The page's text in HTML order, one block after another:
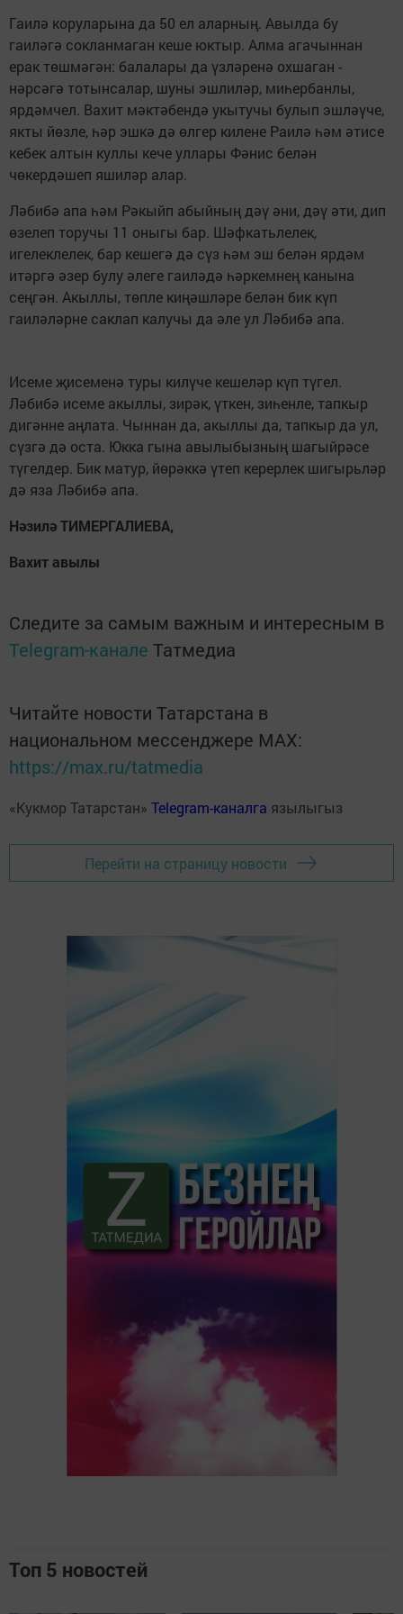
Гаилә коруларына да 50 ел аларның. Авылда бу
гаиләгә сокланмаган кеше юктыр. Алма агачыннан
ерак төшмәгән: балалары да үзләренә охшаган -
нәрсәгә тотынсалар, шуны эшлиләр, миһербанлы,
ярдәмчел. Вахит мәктәбендә укытучы булып эшләүче,
якты йөзле, һәр эшкә дә өлгер килене Раилә һәм әтисе
кебек алтын куллы кече уллары Фәнис белән
чөкердәшеп яшиләр алар.
Ләбибә апа һәм Рәкыйп абыйның дәү әни, дәү әти, дип
өзелеп торучы 11 оныгы бар. Шәфкатьлелек,
игелеклелек, бар кешегә дә сүз һәм эш белән ярдәм
итәргә әзер булу әлеге гаиләдә һәркемнең канына
сеңгән. Акыллы, төпле киңәшләре белән бик күп
гаиләләрне саклап калучы да әле ул Ләбибә апа.
Исеме җисеменә туры килүче кешеләр күп түгел.
Ләбибә исеме акыллы, зирәк, үткен, зиһенле, тапкыр
дигәнне аңлата. Чыннан да, акыллы да, тапкыр да ул,
сүзгә дә оста. Юкка гына авылыбызның шагыйрәсе
түгелдер. Бик матур, йөрәккә үтеп керерлек шигырьләр
дә яза Ләбибә апа.
Нәзилә ТИМЕРГАЛИЕВА,
Вахит авылы
Следите за самым важным и интересным в
Telegram-канале Татмедиа
Читайте новости Татарстана в
национальном мессенджере MАХ:
https://max.ru/tatmedia
«Кукмор Татарстан» Telegram-каналга язылыгыз
Перейти на страницу новости
Топ 5 новостей